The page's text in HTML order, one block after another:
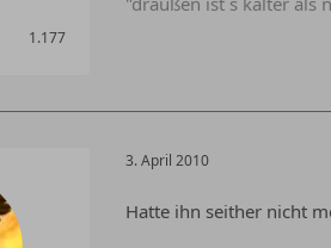
1.177
3. April 2010
Hatte ihn seither nicht